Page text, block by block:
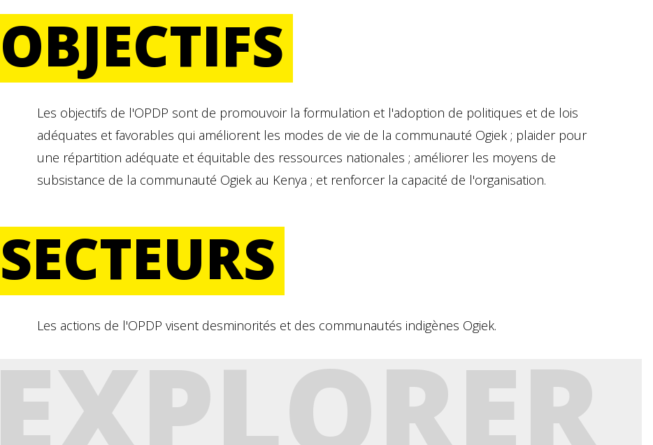
OBJECTIFS
Les objectifs de l'OPDP sont de promouvoir la formulation et l'adoption de politiques et de lois
adéquates et favorables qui améliorent les modes de vie de la communauté Ogiek ; plaider pour
une répartition adéquate et équitable des ressources nationales ; améliorer les moyens de
subsistance de la communauté Ogiek au Kenya ; et renforcer la capacité de l'organisation.
SECTEURS
Les actions de l'OPDP visent desminorités et des communautés indigènes Ogiek.
EXPLORER